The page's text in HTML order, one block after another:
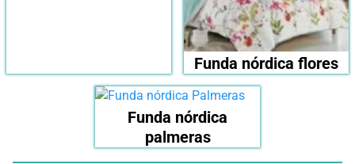
Funda nórdica flores
Funda nórdica
palmeras